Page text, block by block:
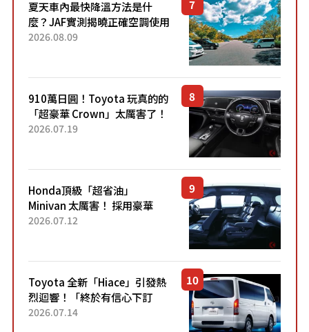
夏天車內最快降溫方法是什
麼？JAF實測揭曉正確空調使用
方式
2026.08.09
910萬日圓！Toyota 玩真的的
「超豪華 Crown」太厲害了！
採用由「匠人技藝」打造的
2026.07.19
Honda頂級「超省油」
Minivan 太厲害！ 採用豪華
「真皮座椅」與專屬「黑色內
「三...
2026.07.12
Toyota 全新「Hiace」引發熱
烈迴響！「終於有信心下訂
了！」「哪個等級交車最
2026.07.14